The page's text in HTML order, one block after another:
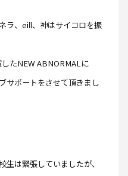
ラ、eill、神はサイコロを振
たNEW ABNORMALに
サポートをさせて頂きまし
は緊張していましたが、